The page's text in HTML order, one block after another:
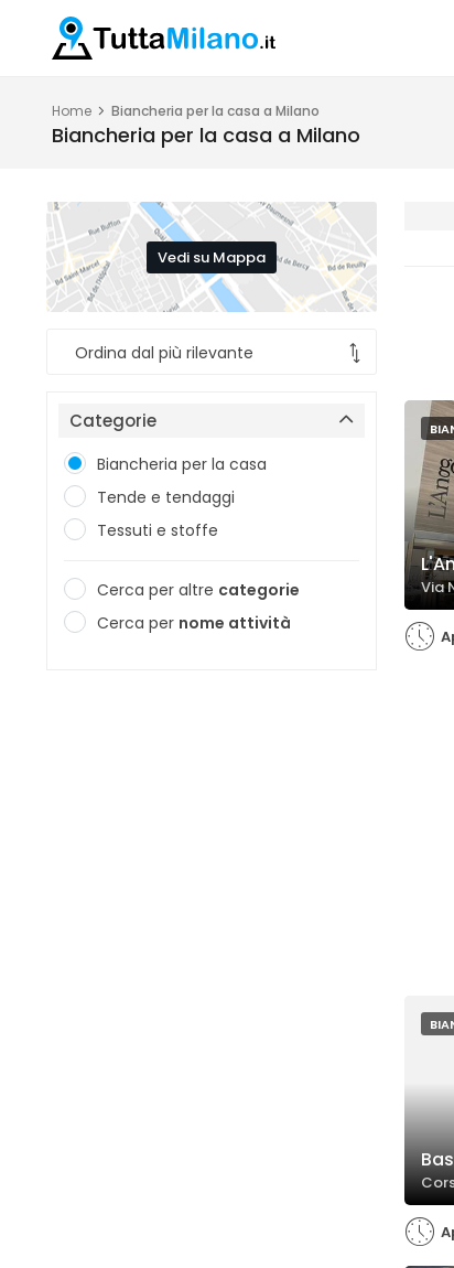
Home Biancheria per la casa a Milano
Biancheria per la casa a Milano
Vedi su Mappa
Categorie
Biancheria per la casa
Tende e tendaggi
Tessuti e stoffe
Cerca per altre categorie
Cerca per nome attività
Via